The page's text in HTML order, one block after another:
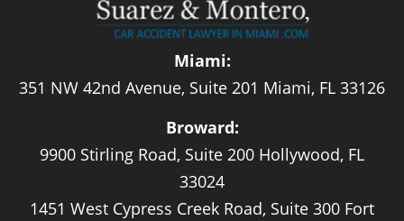
Miami:
351 NW 42nd Avenue, Suite 201 Miami, FL 33126
Broward:
9900 Stirling Road, Suite 200 Hollywood, FL
33024
1451 West Cypress Creek Road, Suite 300 Fort